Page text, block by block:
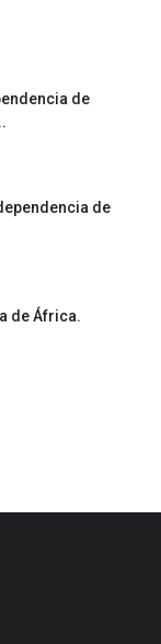
de
de
de África.